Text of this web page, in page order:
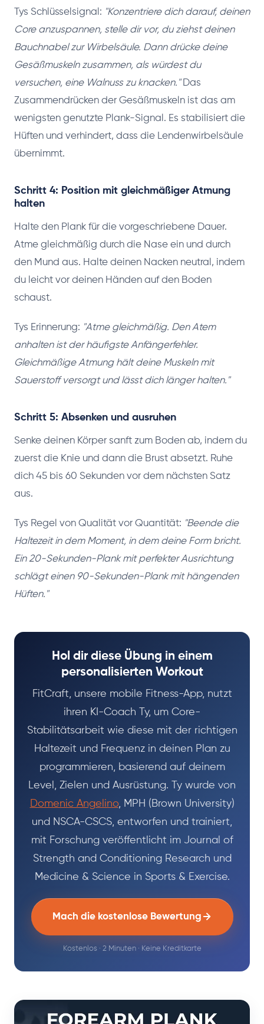
Tys Schlüsselsignal: "Konzentriere dich darauf, deinen
Core anzuspannen, stelle dir vor, du ziehst deinen
Bauchnabel zur Wirbelsäule. Dann drücke deine
Gesäßmuskeln zusammen, als würdest du
versuchen, eine Walnuss zu knacken."Das
Zusammendrücken der Gesäßmuskeln ist das am
wenigsten genutzte Plank-Signal. Es stabilisiert die
Hüften und verhindert, dass die Lendenwirbelsäule
übernimmt.
Schritt 4: Position mit gleichmäßiger Atmung
halten
Halte den Plank für die vorgeschriebene Dauer.
Atme gleichmäßig durch die Nase ein und durch
den Mund aus. Halte deinen Nacken neutral, indem
du leicht vor deinen Händen auf den Boden
schaust.
Tys Erinnerung: "Atme gleichmäßig. Den Atem
anhalten ist der häufigste Anfängerfehler.
Gleichmäßige Atmung hält deine Muskeln mit
Sauerstoff versorgt und lässt dich länger halten."
Schritt 5: Absenken und ausruhen
Senke deinen Körper sanft zum Boden ab, indem du
zuerst die Knie und dann die Brust absetzt. Ruhe
dich 45 bis 60 Sekunden vor dem nächsten Satz
aus.
Tys Regel von Qualität vor Quantität: "Beende die
Haltezeit in dem Moment, in dem deine Form bricht.
Ein 20-Sekunden-Plank mit perfekter Ausrichtung
schlägt einen 90-Sekunden-Plank mit hängenden
Hüften."
Hol dir diese Übung in einem
personalisierten Workout
FitCraft, unsere mobile Fitness-App, nutzt
ihren KI-Coach Ty, um Core-
Stabilitätsarbeit wie diese mit der richtigen
Haltezeit und Frequenz in deinen Plan zu
programmieren, basierend auf deinem
Level, Zielen und Ausrüstung. Ty wurde von
Domenic Angelino, MPH (Brown University)
und NSCA-CSCS, entworfen und trainiert,
mit Forschung veröffentlicht im Journal of
Strength and Conditioning Research und
Medicine & Science in Sports & Exercise.
Mach die kostenlose Bewertung
Kostenlos · 2 Minuten · Keine Kreditkarte